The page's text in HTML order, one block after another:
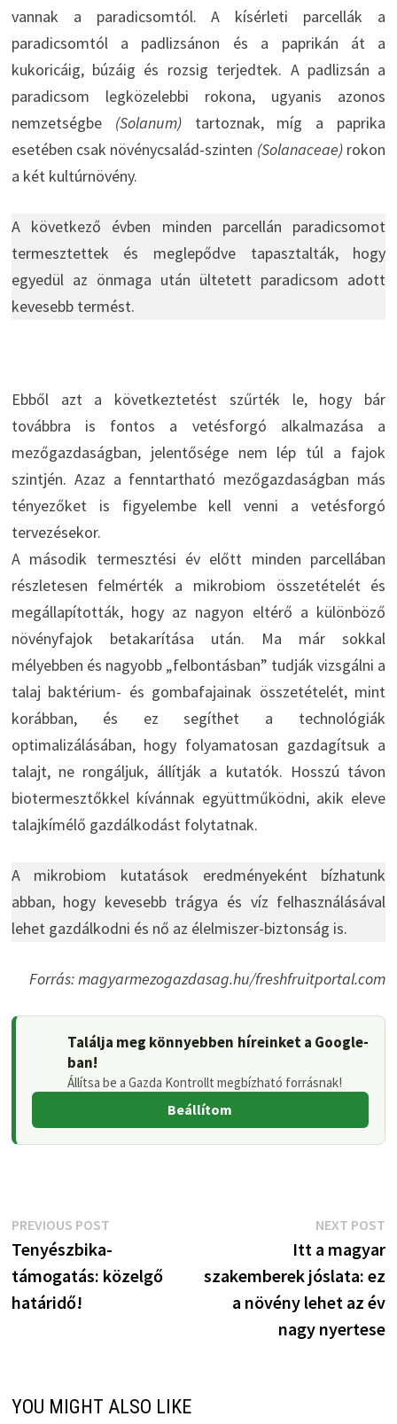
vannak a paradicsomtól. A kísérleti parcellák a
paradicsomtól a padlizsánon és a paprikán át a
kukoricáig, búzáig és rozsig terjedtek. A padlizsán a
paradicsom legközelebbi rokona, ugyanis azonos
nemzetségbe (Solanum)tartoznak, míg a paprika
esetében csak növénycsalád-szinten (Solanaceae)rokon
a két kultúrnövény.
A következő évben minden parcellán paradicsomot
termesztettek és meglepődve tapasztalták, hogy
egyedül az önmaga után ültetett paradicsom adott
kevesebb termést.
Ebből azt a következtetést szűrték le, hogy bár
továbbra is fontos a vetésforgó alkalmazása a
mezőgazdaságban, jelentősége nem lép túl a fajok
szintjén. Azaz a fenntartható mezőgazdaságban más
tényezőket is figyelembe kell venni a vetésforgó
tervezésekor.
A második termesztési év előtt minden parcellában
részletesen felmérték a mikrobiom összetételét és
megállapították, hogy az nagyon eltérő a különböző
növényfajok betakarítása után. Ma már sokkal
mélyebben és nagyobb „felbontásban” tudják vizsgálni a
talaj baktérium- és gombafajainak összetételét, mint
korábban, és ez segíthet a technológiák
optimalizálásában, hogy folyamatosan gazdagítsuk a
talajt, ne rongáljuk, állítják a kutatók. Hosszú távon
biotermesztőkkel kívánnak együttműködni, akik eleve
talajkímélő gazdálkodást folytatnak.
A mikrobiom kutatások eredményeként bízhatunk
abban, hogy kevesebb trágya és víz felhasználásával
lehet gazdálkodni és nő az élelmiszer-biztonság is.
Forrás: magyarmezogazdasag.hu/freshfruitportal.com
Találja meg könnyebben híreinket a Google-
ban!
Állítsa be a Gazda Kontrollt megbízható forrásnak!
Beállítom
Bejegyzés
navigáció
PREVIOUS POSTPrevious
post:
Tenyészbika-
támogatás: közelgő
határidő!
NEXT POST
Itt a magyar
szakemberek jóslata: ez
a növény lehet az év
nagy nyertese
YOU MIGHT ALSO LIKE